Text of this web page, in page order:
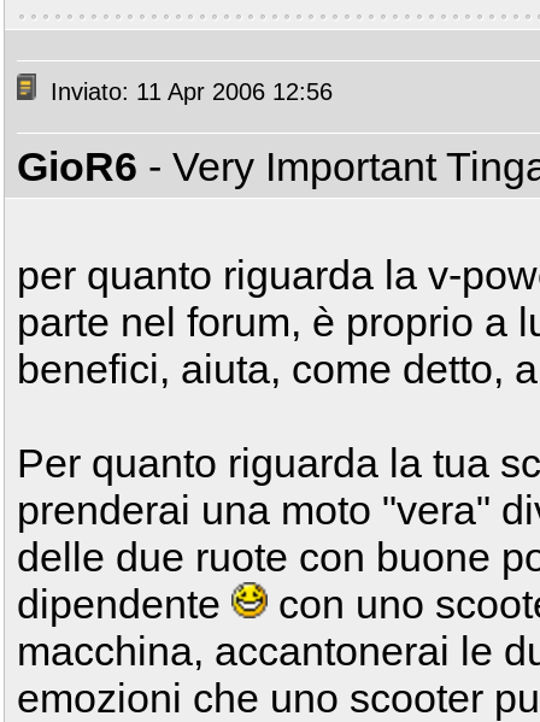
Inviato: 11 Apr 2006 12:56
GioR6 - Very Important
per quanto riguarda la v-
parte nel forum, è proprio a
benefici, aiuta, come detto,
Per quanto riguarda la tua
prenderai una moto "vera"
delle due ruote con buone
dipendente
con uno
macchina, accantonerai le
emozioni che uno scooter